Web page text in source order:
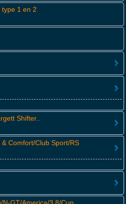
type 1 en 2
Shifter..
Comfort/Club Sport/RS